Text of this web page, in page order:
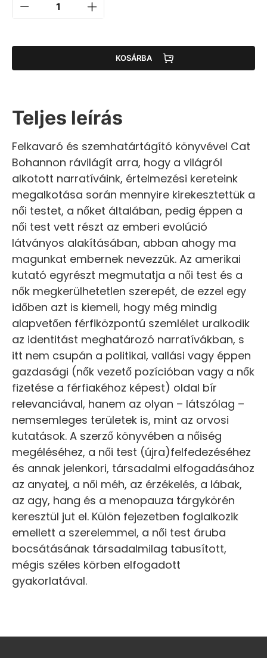
KOSÁRBA
Teljes leírás
Felkavaró és szemhatártágító könyvével Cat
Bohannon rávilágít arra, hogy a világról
alkotott narratíváink, értelmezési kereteink
megalkotása során mennyire kirekesztettük a
női testet, a nőket általában, pedig éppen a
női test vett részt az emberi evolúció
látványos alakításában, abban ahogy ma
magunkat embernek nevezzük. Az amerikai
kutató egyrészt megmutatja a női test és a
nők megkerülhetetlen szerepét, de ezzel egy
időben azt is kiemeli, hogy még mindig
alapvetően férfiközpontú szemlélet uralkodik
az identitást meghatározó narratívákban, s
itt nem csupán a politikai, vallási vagy éppen
gazdasági (nők vezető pozícióban vagy a nők
fizetése a férfiakéhoz képest) oldal bír
relevanciával, hanem az olyan – látszólag –
nemsemleges területek is, mint az orvosi
kutatások. A szerző könyvében a nőiség
megéléséhez, a női test (újra)felfedezéséhez
és annak jelenkori, társadalmi elfogadásához
az anyatej, a női méh, az érzékelés, a lábak,
az agy, hang és a menopauza tárgykörén
keresztül jut el. Külön fejezetben foglalkozik
emellett a szerelemmel, a női test áruba
bocsátásának társadalmilag tabusított,
mégis széles körben elfogadott
gyakorlatával.